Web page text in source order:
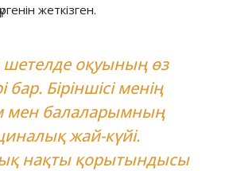
жеткізген.
оқуының өз
бар. Біріншісі менің
мен балаларымның
жай-күйі.
нақты қорытындысы